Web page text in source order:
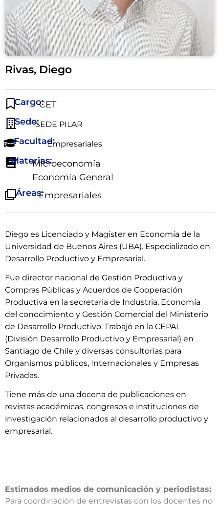
Rivas, Diego
Cargo:CET
Sede:SEDE PILAR
Facultad:Empresariales
Materias:Microeconomía
Economía General
Áreas:Empresariales
Diego es Licenciado y Magister en Economía de la
Universidad de Buenos Aires (UBA). Especializado en
Desarrollo Productivo y Empresarial.
Fue director nacional de Gestión Productiva y
Compras Públicas y Acuerdos de Cooperación
Productiva en la secretaria de Industria, Economía
del conocimiento y Gestión Comercial del Ministerio
de Desarrollo Productivo. Trabajó en la CEPAL
(División Desarrollo Productivo y Empresarial) en
Santiago de Chile y diversas consultorías para
Organismos públicos, Internacionales y Empresas
Privadas.
Tiene más de una docena de publicaciones en
revistas académicas, congresos e instituciones de
investigación relacionados al desarrollo productivo y
empresarial.
Estimados medios de comunicación y periodistas:
Para coordinación de entrevistas con los docentes no